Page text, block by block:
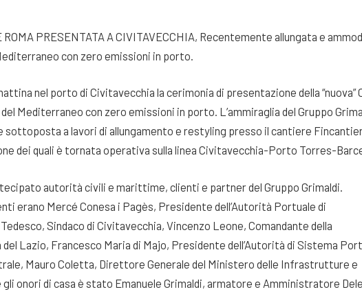
ROMA PRESENTATA A CIVITAVECCHIA, Recentemente allungata e
con zero emissioni in porto.
nel porto di Civitavecchia la cerimonia di presentazione della “nuova”
Mediterraneo con zero emissioni in porto. L’ammiraglia del Gruppo
a lavori di allungamento e restyling presso il cantiere
dei quali è tornata operativa sulla linea Civitavecchia-Porto Torres-
autorità civili e marittime, clienti e partner del Gruppo Grimaldi.
erano Mercé Conesa i Pagès, Presidente dell’Autorità Portuale di
Sindaco di Civitavecchia, Vincenzo Leone, Comandante della
Lazio, Francesco Maria di Majo, Presidente dell’Autorità di Sistema
Mauro Coletta, Direttore Generale del Ministero delle Infrastrutture e
onori di casa è stato Emanuele Grimaldi, armatore e Amministratore